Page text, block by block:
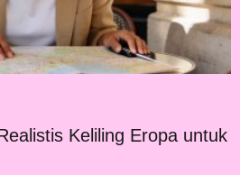
Keliling Eropa untuk